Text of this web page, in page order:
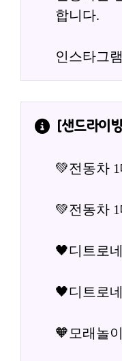
합니다.
인스타그
[샌드라이
💚전동차 1
💚전동차
🖤디트로
🖤디트로
🧡모래놀